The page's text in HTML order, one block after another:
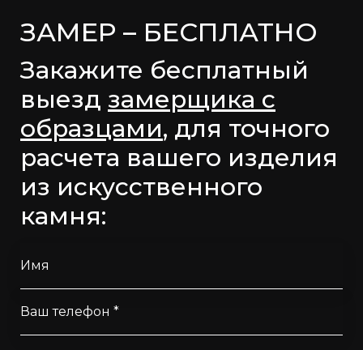
ЗАМЕР – БЕСПЛАТНО
Закажите бесплатный
выезд замерщика с
образцами, для точного
расчета вашего изделия
из искусственного
камня:
Имя
Ваш телефон *